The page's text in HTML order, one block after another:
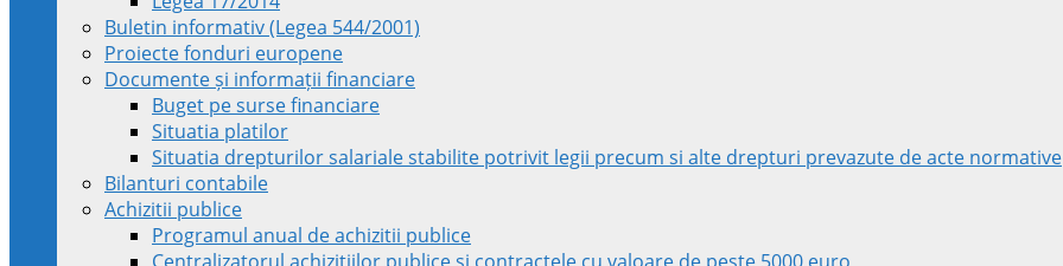
Buletin informativ (Legea 544/2001)
Proiecte fonduri europene
Documente și informații financiare
Buget pe surse financiare
Situatia platilor
Situatia drepturilor salariale stabilite potrivit legii precum si alte drepturi prevazute de acte normative
Bilanturi contabile
Achizitii publice
Programul anual de achizitii publice
Centralizatorul achizitiilor publice si contractele cu valoare de peste 5000 euro